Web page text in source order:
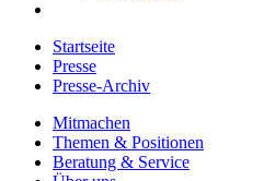
Startseite
Presse
Presse-Archiv
Mitmachen
Themen & Positionen
Beratung & Service